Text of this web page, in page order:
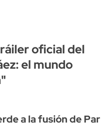
oficial del
el mundo
a la fusión de